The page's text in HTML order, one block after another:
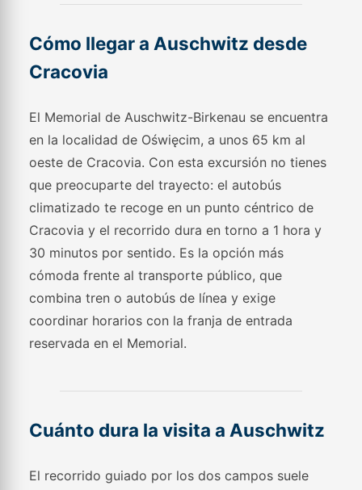
Cómo llegar a Auschwitz desde
Cracovia
El Memorial de Auschwitz-Birkenau se encuentra
en la localidad de Oświęcim, a unos 65 km al
oeste de Cracovia. Con esta excursión no tienes
que preocuparte del trayecto: el autobús
climatizado te recoge en un punto céntrico de
Cracovia y el recorrido dura en torno a 1 hora y
30 minutos por sentido. Es la opción más
cómoda frente al transporte público, que
combina tren o autobús de línea y exige
coordinar horarios con la franja de entrada
reservada en el Memorial.
Cuánto dura la visita a Auschwitz
El recorrido guiado por los dos campos suele